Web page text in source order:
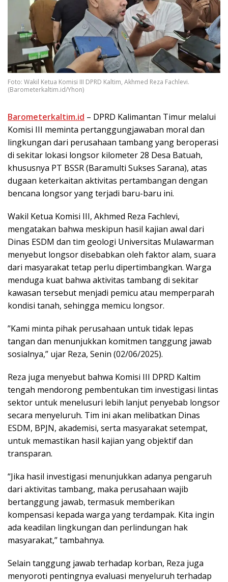
Foto: Wakil Ketua Komisi III DPRD Kaltim, Akhmed Reza Fachlevi.
(Barometerkaltim.id/Yhon)
Barometerkaltim.id – DPRD Kalimantan Timur melalui
Komisi III meminta pertanggungjawaban moral dan
lingkungan dari perusahaan tambang yang beroperasi
di sekitar lokasi longsor kilometer 28 Desa Batuah,
khususnya PT BSSR (Baramulti Sukses Sarana), atas
dugaan keterkaitan aktivitas pertambangan dengan
bencana longsor yang terjadi baru-baru ini.
Wakil Ketua Komisi III, Akhmed Reza Fachlevi,
mengatakan bahwa meskipun hasil kajian awal dari
Dinas ESDM dan tim geologi Universitas Mulawarman
menyebut longsor disebabkan oleh faktor alam, suara
dari masyarakat tetap perlu dipertimbangkan. Warga
menduga kuat bahwa aktivitas tambang di sekitar
kawasan tersebut menjadi pemicu atau memperparah
kondisi tanah, sehingga memicu longsor.
”Kami minta pihak perusahaan untuk tidak lepas
tangan dan menunjukkan komitmen tanggung jawab
sosialnya,” ujar Reza, Senin (02/06/2025).
Reza juga menyebut bahwa Komisi III DPRD Kaltim
tengah mendorong pembentukan tim investigasi lintas
sektor untuk menelusuri lebih lanjut penyebab longsor
secara menyeluruh. Tim ini akan melibatkan Dinas
ESDM, BPJN, akademisi, serta masyarakat setempat,
untuk memastikan hasil kajian yang objektif dan
transparan.
“Jika hasil investigasi menunjukkan adanya pengaruh
dari aktivitas tambang, maka perusahaan wajib
bertanggung jawab, termasuk memberikan
kompensasi kepada warga yang terdampak. Kita ingin
ada keadilan lingkungan dan perlindungan hak
masyarakat,” tambahnya.
Selain tanggung jawab terhadap korban, Reza juga
menyoroti pentingnya evaluasi menyeluruh terhadap